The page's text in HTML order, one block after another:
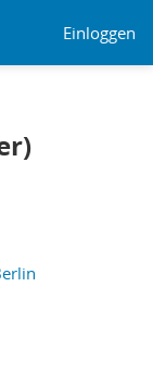
Einloggen